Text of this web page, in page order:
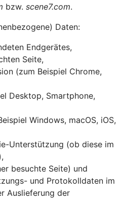
bzw. scene7.com.
Daten:
Endgerätes,
Seite,
(zum Beispiel Chrome,
Desktop, Smartphone,
Windows, macOS, iOS,
Unterstützung (ob diese im
besuchte Seite) und
und Protokolldaten im
Auslieferung der